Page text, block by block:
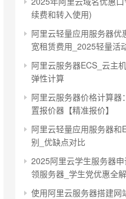
续费和转入使用)
阿里云轻量应用服务器优
宽租赁费用_2025轻量活
阿里云服务器ECS_云主
弹性计算
阿里云服务器价格计算器
置报价器【精准报价】
阿里云轻量应用服务器和
别_优缺点对比
2025阿里云学生服务器
领服务器_学生党优惠全
使用阿里云服务器搭建网